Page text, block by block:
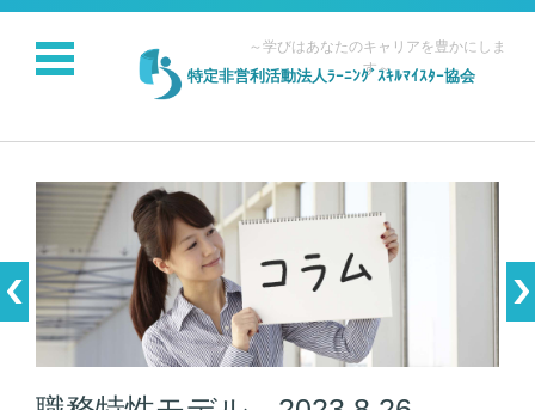
特定非営利活動法人ﾗｰﾆﾝｸﾞｽｷﾙﾏｲｽﾀｰ協会
～学びはあなたのキャリアを豊かにしま
す～
コンテンツに移動